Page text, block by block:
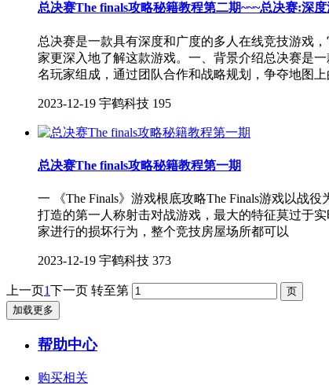
总决赛The finals攻略秘籍教程第二期~~~总决赛:深
总决赛是一款具有深度和广度的多人在线竞技游戏
家更深入地了解这款游戏。一、背景介绍总决赛是
名玩家组成，通过团队合作和战略规划，争夺地图
2023-12-19 宇鹤科技 195
总决赛The finals攻略秘籍教程第一期
一 《The Finals》游戏根底攻略The Finals游戏以战
打造的第一人称射击对战游戏，最大的特征莫过于
家进行的损坏行为，整个竞技房屋场所都可以
2023-12-19 宇鹤科技 373
上一页1下一页 转至第
加载更多
帮助中心
购买相关